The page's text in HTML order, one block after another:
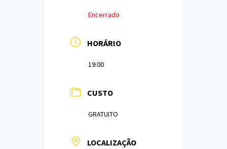
Encerrado
HORÁRIO
19:00
CUSTO
GRATUITO
LOCALIZAÇÃO